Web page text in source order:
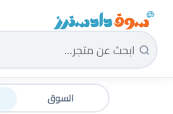
سوق دادسترز الرئيسية
السوق